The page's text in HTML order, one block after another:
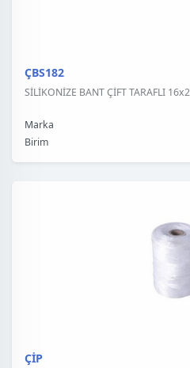
ÇBS182
SİLİKONİZE BANT ÇİFT TARAFLI
Marka
Birim
ÇİP